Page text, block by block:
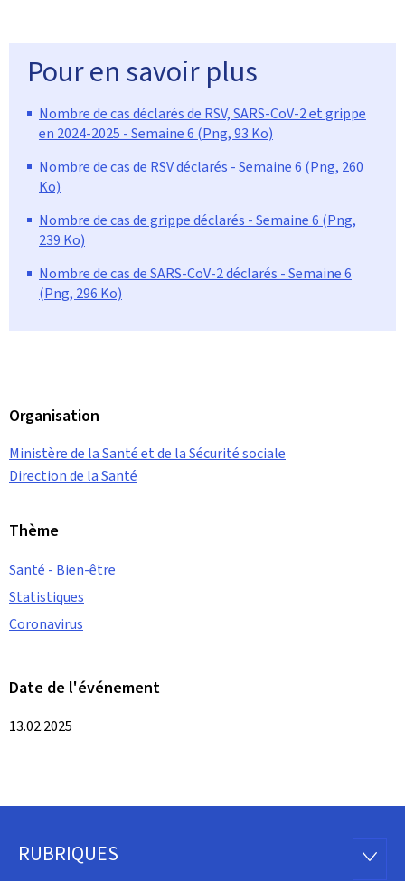
Pour en savoir plus
Nombre de cas déclarés de RSV, SARS-CoV-2 et grippe
en 2024-2025 - Semaine 6 (Png, 93 Ko)
Nombre de cas de RSV déclarés - Semaine 6 (Png, 260
Ko)
Nombre de cas de grippe déclarés - Semaine 6 (Png,
239 Ko)
Nombre de cas de SARS-CoV-2 déclarés - Semaine 6
(Png, 296 Ko)
Organisation
Ministère de la Santé et de la Sécurité sociale
Direction de la Santé
Thème
Santé - Bien-être
Statistiques
Coronavirus
Date de l'événement
13.02.2025
Pied
RUBRIQUES